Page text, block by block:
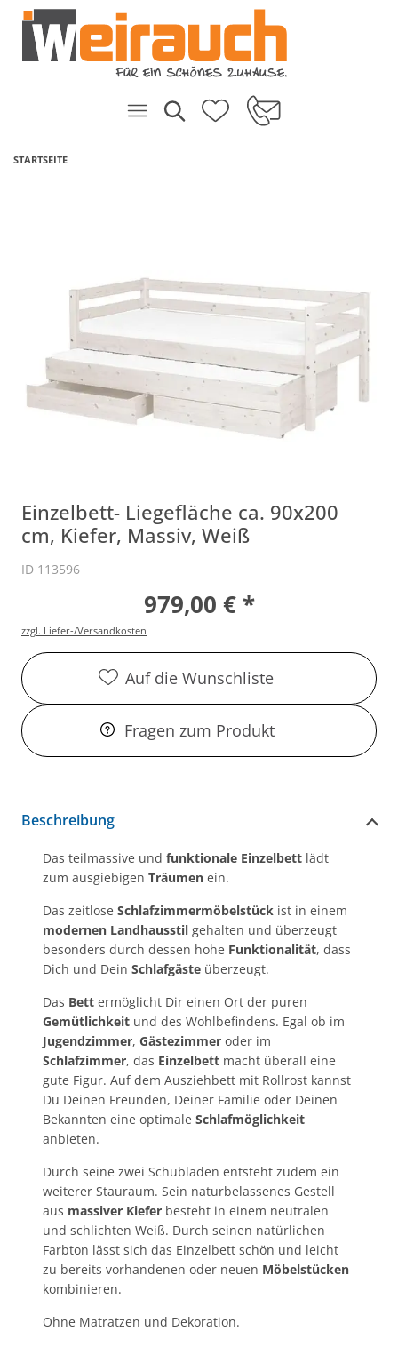
STARTSEITE
Einzelbett- Liegefläche ca. 90x200
cm, Kiefer, Massiv, Weiß
ID 113596
979,00 € *
zzgl. Liefer-/Versandkosten
Auf die Wunschliste
Fragen zum Produkt
Beschreibung
Das teilmassive und funktionale Einzelbett lädt
zum ausgiebigen Träumen ein.
Das zeitlose Schlafzimmermöbelstück ist in einem
modernen Landhausstil gehalten und überzeugt
besonders durch dessen hohe Funktionalität, dass
Dich und Dein Schlafgäste überzeugt.
Das Bett ermöglicht Dir einen Ort der puren
Gemütlichkeit und des Wohlbefindens. Egal ob im
Jugendzimmer, Gästezimmer oder im
Schlafzimmer, das Einzelbett macht überall eine
gute Figur. Auf dem Ausziehbett mit Rollrost kannst
Du Deinen Freunden, Deiner Familie oder Deinen
Bekannten eine optimale Schlafmöglichkeit
anbieten.
Durch seine zwei Schubladen entsteht zudem ein
weiterer Stauraum. Sein naturbelassenes Gestell
aus massiver Kiefer besteht in einem neutralen
und schlichten Weiß. Durch seinen natürlichen
Farbton lässt sich das Einzelbett schön und leicht
zu bereits vorhandenen oder neuen Möbelstücken
kombinieren.
Ohne Matratzen und Dekoration.